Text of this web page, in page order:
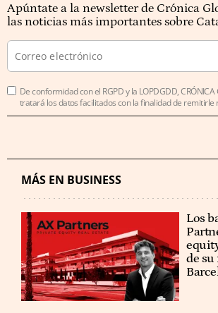
Apúntate a la newsletter de Crónica
las noticias más importantes sobre
De conformidad con el RGPD y la LOPDGDD, CRÓNICA
tratará los datos facilitados con la finalidad de remitirle
MÁS EN BUSINESS
Los
de